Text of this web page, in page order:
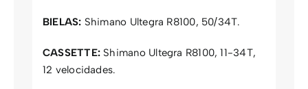
BIELAS: Shimano Ultegra R8100, 50/34T.
CASSETTE: Shimano Ultegra R8100, 11-34T,
12 velocidades.